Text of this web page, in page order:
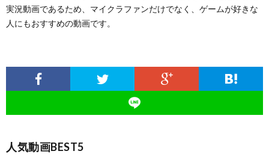
実況動画であるため、マイクラファンだけでなく、ゲームが好きな
人にもおすすめの動画です。
人気動画BEST5